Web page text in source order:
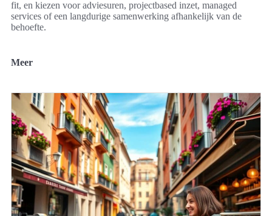
fit, en kiezen voor adviesuren, projectbased inzet, managed
services of een langdurige samenwerking afhankelijk van de
behoefte.
Meer